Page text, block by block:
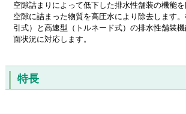
空隙詰まりによって低下した排水性舗装の機能を
空隙に詰まった物質を高圧水により除去します
引式）と高速型（トルネード式）の排水性舗装
面状況に対応します。
特長